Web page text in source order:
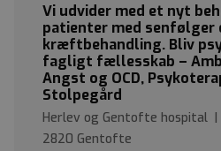
Vi udvider med et nyt
patienter med senfølger
kræftbehandling. Bliv
fagligt fællesskab –
Angst og OCD,
Stolpegård
Herlev og Gentofte hospital
2820 Gentofte